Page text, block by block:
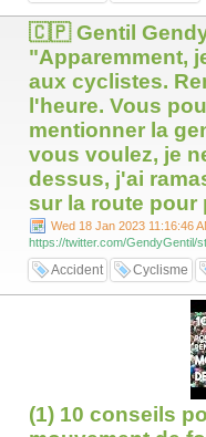
🇨🇵 Gentil
"Apparemment,
aux cyclistes.
l'heure. Vous
mentionner la
vous voulez, je
dessus, j'ai
sur la route pour
Wed 18 Jan 2023 11:16:46
https://twitter.com/GendyGentil/
Accident Cyclisme
(1) 10 conseils